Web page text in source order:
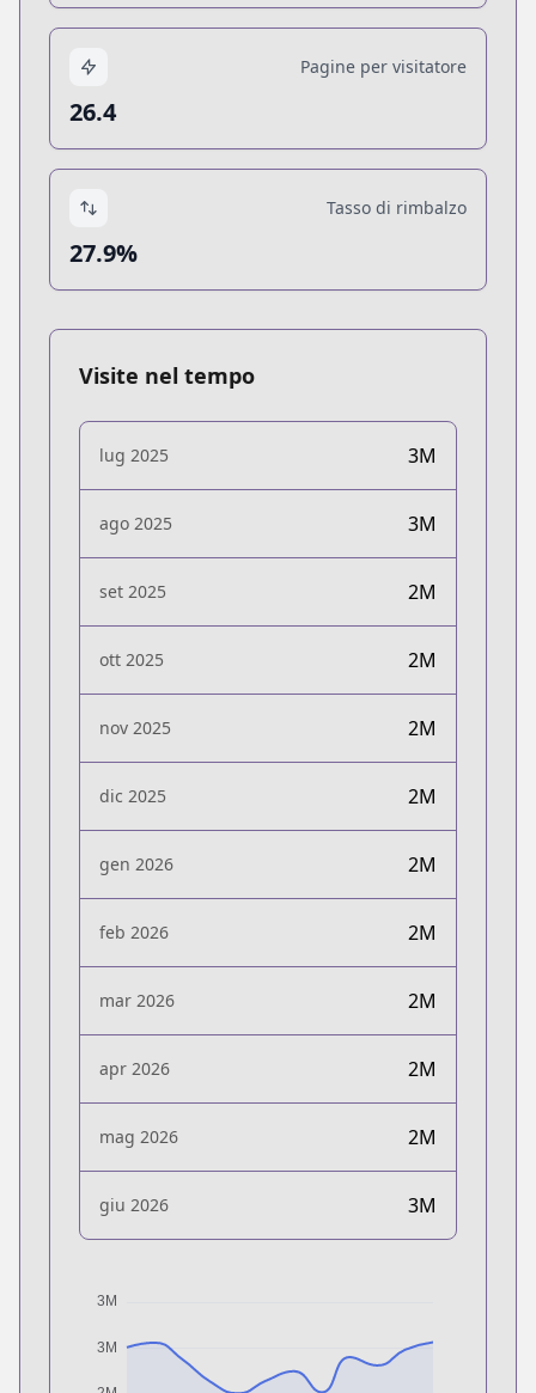
Pagine per visitatore
26.4
Tasso di rimbalzo
27.9%
Visite nel tempo
lug 2025 3M
ago 2025 3M
set 2025 2M
ott 2025 2M
nov 2025 2M
dic 2025 2M
gen 2026 2M
feb 2026 2M
mar 2026 2M
apr 2026 2M
mag 2026 2M
giu 2026 3M